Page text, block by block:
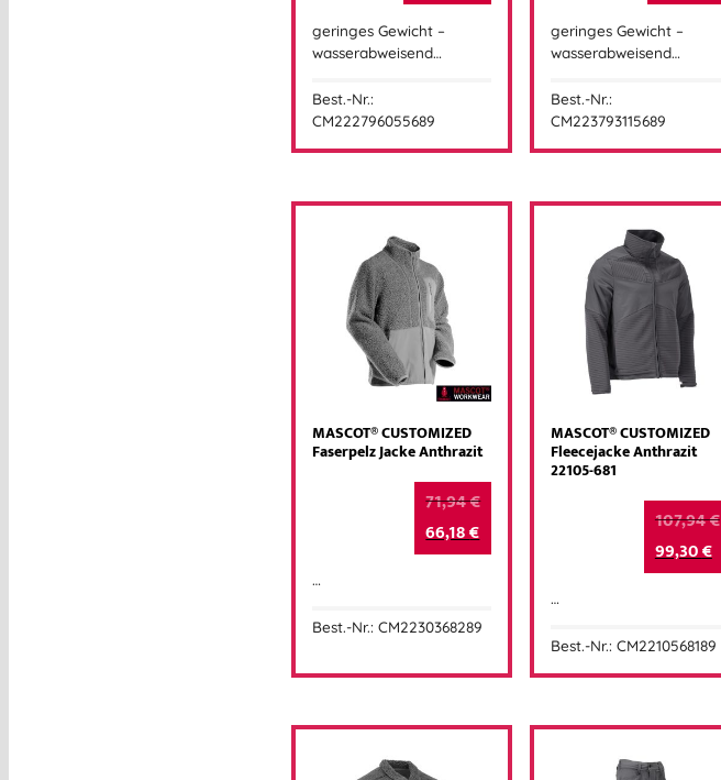
geringes Gewicht –
wasserabweisend…
Best.-Nr.:
CM222796055689
geringes Gewicht –
wasserabweisend…
Best.-Nr.:
CM223793115689
MASCOT® CUSTOMIZED
Faserpelz Jacke Anthrazit
71,94€
66,18€
…
Best.-Nr.: CM2230368289
MASCOT® CUSTOMIZED
Fleecejacke Anthrazit
22105-681
107,94€
99,30€
…
Best.-Nr.: CM2210568189